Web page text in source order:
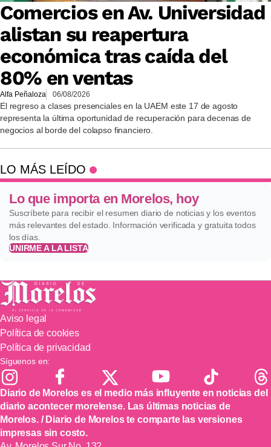
Comercios en Av. Universidad
alistan su reapertura
económica tras caída del
80% en ventas
Alfa Peñaloza 06/08/2026
El regreso a clases presenciales en la UAEM este 17 de agosto
representa la última oportunidad de recuperación para decenas de
negocios al borde del colapso financiero.
LO MÁS LEÍDO
Lo que importa en Morelos, hoy
Suscríbete para recibir el resumen diario de noticias y los eventos
más relevantes del estado. Información verificada y gratuita todos
los días.
UNIRME A LA LISTA
Aviso legal
Política de cookies
Política de privacidad
Síguenos en:
Diario de Morelos es el medio más influyente en noticias del
diario acontecer morelense. Las últimas noticias de
Morelos. / Diario de Morelos te comparte las versiones
impresas sin costo.